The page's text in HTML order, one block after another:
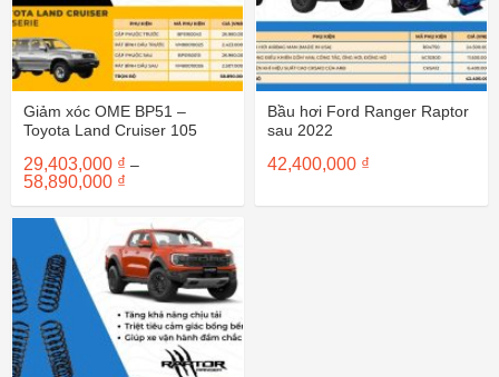
Giảm xóc OME BP51 –
Toyota Land Cruiser 105
29,403,000 ₫ –
58,890,000 ₫
từ
29,403,000 ₫
đến
58,890,000 ₫
Bầu hơi Ford Ranger Raptor
sau 2022
42,400,000 ₫